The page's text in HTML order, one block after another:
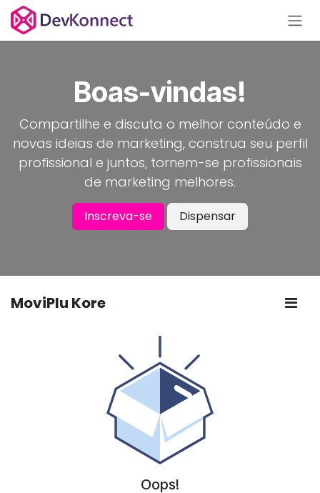
Skip to Content
Boas-vindas!
Compartilhe e discuta o melhor conteúdo e
novas ideias de marketing, construa seu perfil
profissional e juntos, tornem-se profissionais
de marketing melhores.
Inscreva-se Dispensar
MoviPlu Kore
Oops!